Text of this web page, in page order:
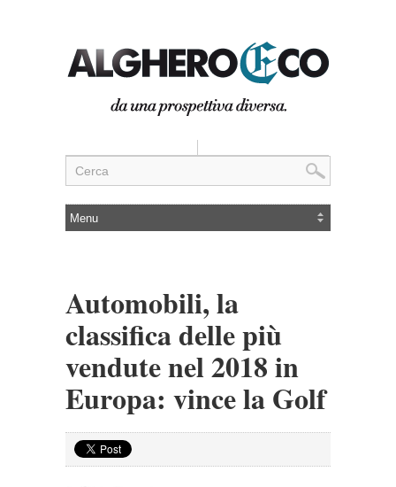
Automobili, la
classifica delle più
vendute nel 2018 in
Europa: vince la Golf